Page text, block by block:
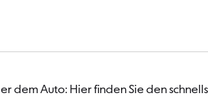
dem Auto: Hier finden Sie den